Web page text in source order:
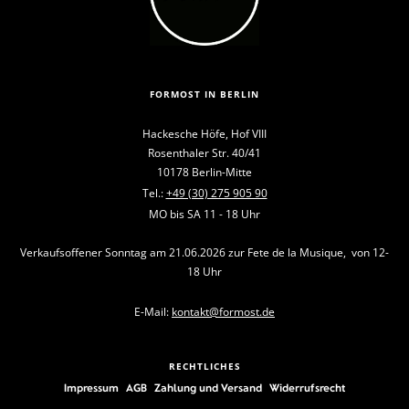
FORMOST IN BERLIN
Hackesche Höfe, Hof VIII
Rosenthaler Str. 40/41
10178 Berlin-Mitte
Tel.:+49 (30) 275 905 90
MO bis SA 11 - 18 Uhr
Verkaufsoffener Sonntag am 21.06.2026 zur Fete de la Musique, von 12-
18 Uhr
E-Mail: kontakt@formost.de
RECHTLICHES
Impressum AGB Zahlung und Versand Widerrufsrecht